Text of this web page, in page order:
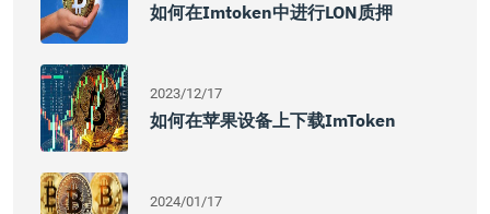
如何在imtoken中进行LON质押
2023/12/17
如何在苹果设备上下载imToken
2024/01/17